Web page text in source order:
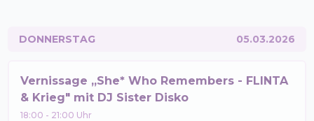
DONNERSTAG 05.03.2026
Vernissage „She* Who Remembers - FLINTA
& Krieg" mit DJ Sister Disko
18:00 - 21:00 Uhr